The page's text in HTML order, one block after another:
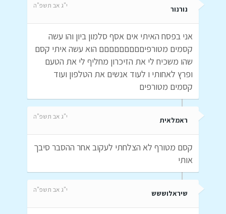
נורנור י"ג אב תשפ"ה
אני בפסח האיתי אים אסף סלמון ביון והו עשה
קסמים מטורפיםםםםםםםםם הוא עשה איתי קסם
שהו משכיח לי את הזיכרון מחליף לי את הטעם
ופרץ לאחותי ו לעוד אנשים את הטלפון ועוד
קסמים מטורפים
ראמלאית י"ג אב תשפ"ה
קסם מטורף לא הצלחתי לעקוב אחר ההסבר סיבך
אותי
שיראלוששש י"ג אב תשפ"ה